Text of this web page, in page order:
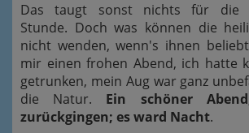
Das taugt sonst nichts für die
Stunde. Doch was können die
nicht wenden, wenn's ihnen
mir einen frohen Abend, ich hatte
getrunken, mein Aug war ganz
die Natur. Ein schöner
zurückgingen; es ward Nacht.